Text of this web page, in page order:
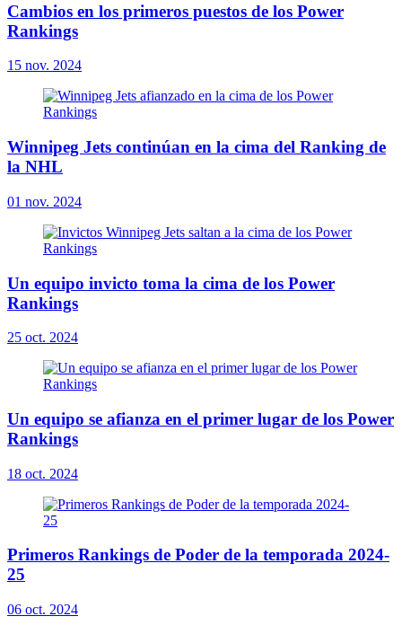
Cambios en los primeros puestos de los Power
Rankings
15 nov. 2024
Winnipeg Jets continúan en la cima del Ranking de
la NHL
01 nov. 2024
Un equipo invicto toma la cima de los Power
Rankings
25 oct. 2024
Un equipo se afianza en el primer lugar de los Power
Rankings
18 oct. 2024
Primeros Rankings de Poder de la temporada 2024-
25
06 oct. 2024